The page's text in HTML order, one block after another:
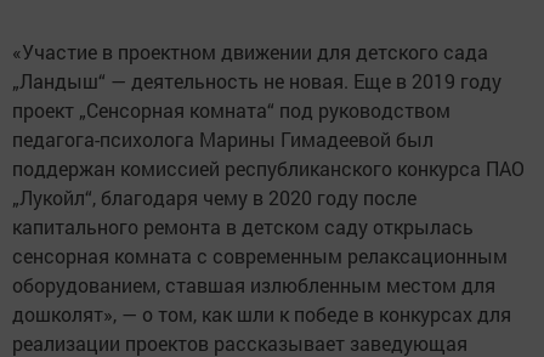
«Участие в проектном движении для детского сада
„Ландыш“ — деятельность не новая. Еще в 2019 году
проект „Сенсорная комната“ под руководством
педагога-психолога Марины Гимадеевой был
поддержан комиссией республиканского конкурса ПАО
„Лукойл“, благодаря чему в 2020 году после
капитального ремонта в детском саду открылась
сенсорная комната с современным релаксационным
оборудованием, ставшая излюбленным местом для
дошколят», — о том, как шли к победе в конкурсах для
реализации проектов рассказывает заведующая